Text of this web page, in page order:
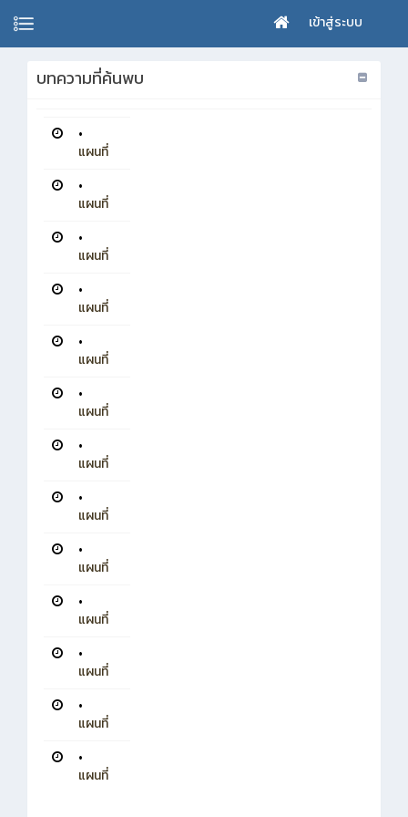
เข้าสู่ระบบ
บทความที่ค้นพบ
•
แผนที่
•
แผนที่
•
แผนที่
•
แผนที่
•
แผนที่
•
แผนที่
•
แผนที่
•
แผนที่
•
แผนที่
•
แผนที่
•
แผนที่
•
แผนที่
•
แผนที่